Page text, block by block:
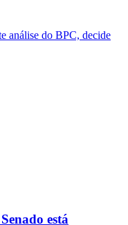
análise do BPC, decide
está